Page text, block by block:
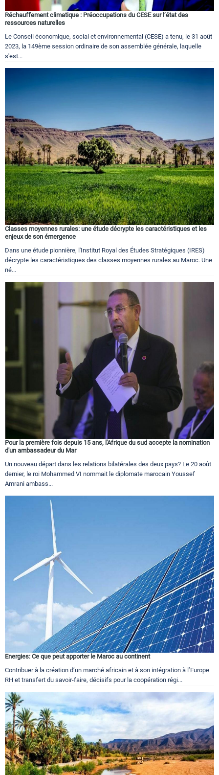
Réchauffement climatique : Préoccupations du CESE sur l’état des
ressources naturelles
Le Conseil économique, social et environnemental (CESE) a tenu, le 31 août
2023, la 149ème session ordinaire de son assemblée générale, laquelle
s'est...
Classes moyennes rurales: une étude décrypte les caractéristiques et les
enjeux de son émergence
Dans une étude pionnière, l'Institut Royal des Études Stratégiques (IRES)
décrypte les caractéristiques des classes moyennes rurales au Maroc. Une
né...
Pour la première fois depuis 15 ans, l'Afrique du sud accepte la nomination
d'un ambassadeur du Mar
Un nouveau départ dans les relations bilatérales des deux pays? Le 20 août
dernier, le roi Mohammed VI nommait le diplomate marocain Youssef
Amrani ambass...
Energies: Ce que peut apporter le Maroc au continent
Contribuer à la création d’un marché africain et à son intégration à l’Europe
RH et transfert du savoir-faire, décisifs pour la coopération régi...